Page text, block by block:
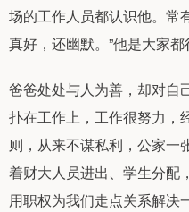
场的工作人员都认识他。常
真好，还幽默。”他是大家都
爸爸处处与人为善，却对自
扑在工作上，工作很努力，
则，从来不谋私利，公家一
着财大人员进出、学生分配
用职权为我们走点关系解决